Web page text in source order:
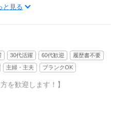
証明欄の記載・書類の管理）
管理表の作成
タ抽出・加工）
話・メール）
エリアにてお仕事をご紹介させ
と見る
30代活躍 60代歓迎
履歴書不要
主婦・主夫 ブランクOK
を歓迎します！】